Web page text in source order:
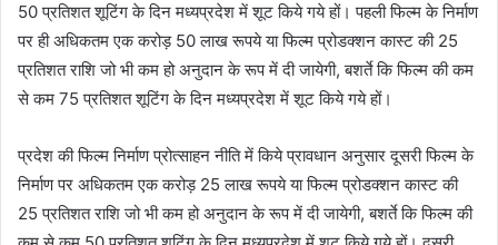
50 प्रतिशत शूटिंग के दिन मध्यप्रदेश में शूट किये गये हों। पहली फिल्म के निर्माण
पर ही अधिकतम एक करोड़ 50 लाख रूपये या फिल्म प्रोडक्शन कास्ट की 25
प्रतिशत राशि जो भी कम हो अनुदान के रूप में दी जायेगी, बशर्ते कि फिल्म की कम
से कम 75 प्रतिशत शूटिंग के दिन मध्यप्रदेश में शूट किये गये हों।
प्रदेश की फिल्म निर्माण प्रोत्साहन नीति में किये प्रावधान अनुसार दूसरी फिल्म के
निर्माण पर अधिकतम एक करोड़ 25 लाख रूपये या फिल्म प्रोडक्शन कास्ट की
25 प्रतिशत राशि जो भी कम हो अनुदान के रूप में दी जायेगी, बशर्ते कि फिल्म की